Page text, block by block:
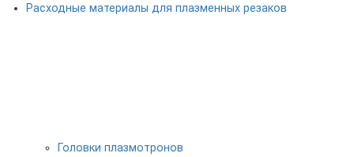
Расходные материалы для плазменных резаков
Головки плазмотронов